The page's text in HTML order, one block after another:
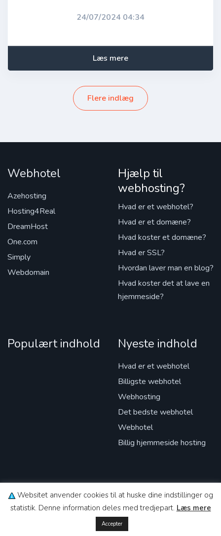
24/07/2024 04:34
Læs mere
Flere indlæg
Webhotel
Azehosting
Hosting4Real
DreamHost
One.com
Simply
Webdomain
Hjælp til
webhosting?
Hvad er et webhotel?
Hvad er et domæne?
Hvad koster et domæne?
Hvad er SSL?
Hvordan laver man en blog?
Hvad koster det at lave en
hjemmeside?
Populært indhold Nyeste indhold
Hvad er et webhotel
Billigste webhotel
Webhosting
Det bedste webhotel
Webhotel
Billig hjemmeside hosting
© 2026 Copyright Webhostio. All rights reserved.
Websitet anvender cookies til at huske dine indstillinger og
statistik. Denne information deles med tredjepart. Læs mere
Accepter